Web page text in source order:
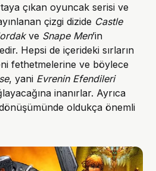
çıkan oyuncak serisi ve
çizgi dizide Castle
ve Snape Men’in
Hepsi de içerideki sırların
fethetmelerine ve böylece
, yani Evrenin Efendileri
inanırlar. Ayrıca
oldukça önemli